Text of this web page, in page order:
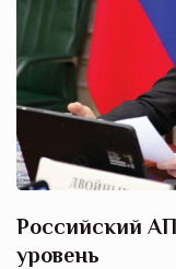
Российский
уровень